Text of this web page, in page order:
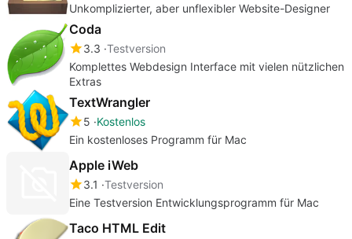
Unkomplizierter, aber unflexibler Website-Designer
Coda
3.3 Testversion
Komplettes Webdesign Interface mit vielen nützlichen
Extras
TextWrangler
5 Kostenlos
Ein kostenloses Programm für Mac
Apple iWeb
3.1 Testversion
Eine Testversion Entwicklungsprogramm für Mac
Taco HTML Edit